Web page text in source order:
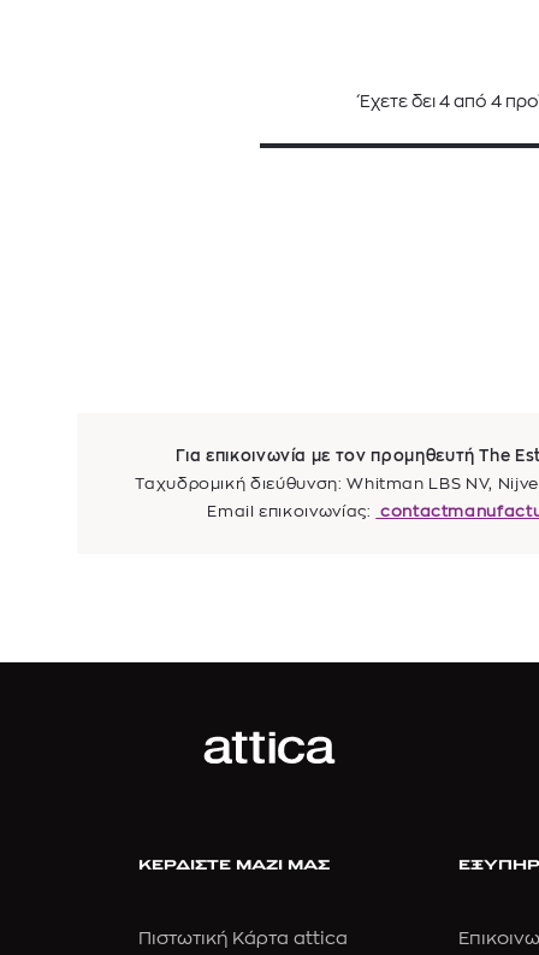
Έχετε δει 4 από 4
Για επικοινωνία με τον προμηθευτή The
Ταχυδρομική διεύθυνση: Whitman LBS NV,
Email επικοινωνίας:
ΚΕΡΔΙΣΤΕ ΜΑΖΙ ΜΑΣ
Πιστωτική Κάρτα attica